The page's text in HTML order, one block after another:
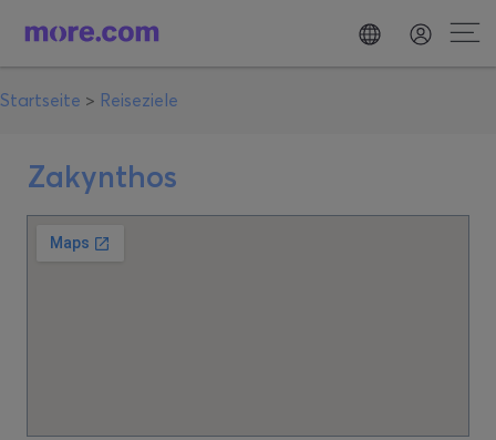
Startseite > Reiseziele
Zakynthos